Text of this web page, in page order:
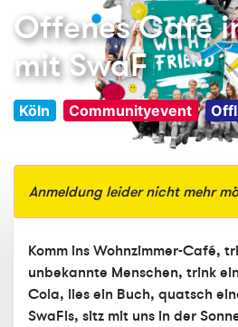
Offenes Café
mit SwaF
Köln Communityevent
Anmeldung leider nicht mehr
Komm ins Wohnzimmer-Café,
unbekannte Menschen, trink
Cola, lies ein Buch, quatsch
SwaFis, sitz mit uns in der